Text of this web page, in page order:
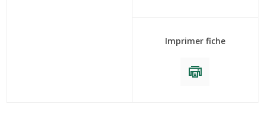
Imprimer fiche